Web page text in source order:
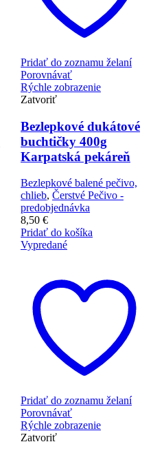
Pridať do zoznamu želaní
Porovnávať
Rýchle zobrazenie
Zatvoriť
Bezlepkové dukátové
buchtičky 400g
Karpatská pekáreň
Bezlepkové balené pečivo,
chlieb, Čerstvé Pečivo -
predobjednávka
8,50 €
Pridať do košíka
Vypredané
Pridať do zoznamu želaní
Porovnávať
Rýchle zobrazenie
Zatvoriť